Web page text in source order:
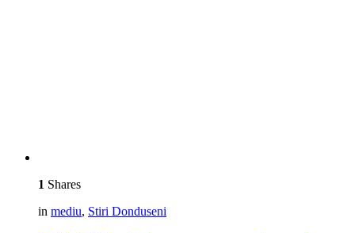
1 Shares
in mediu, Stiri Donduseni